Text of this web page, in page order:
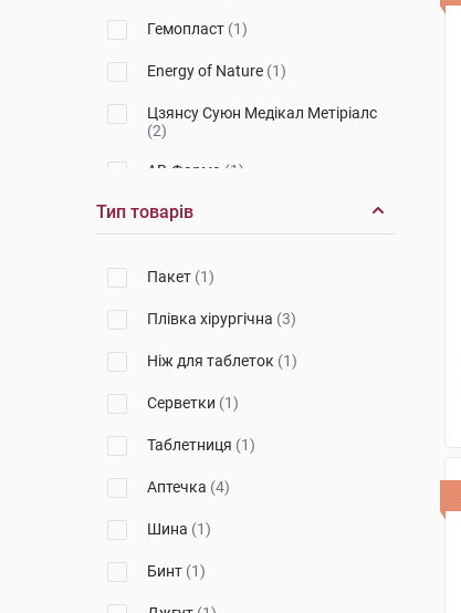
Гемопласт (1)
Energy of Nature (1)
Цзянсу Суюн Медікал Метіріалс
(2)
АВ-Фарма (1)
Віола(2)
Тип товарів
Пакет (1)
Плівка хірургічна (3)
Ніж для таблеток (1)
Серветки (1)
Таблетниця (1)
Аптечка (4)
Шина (1)
Бинт (1)